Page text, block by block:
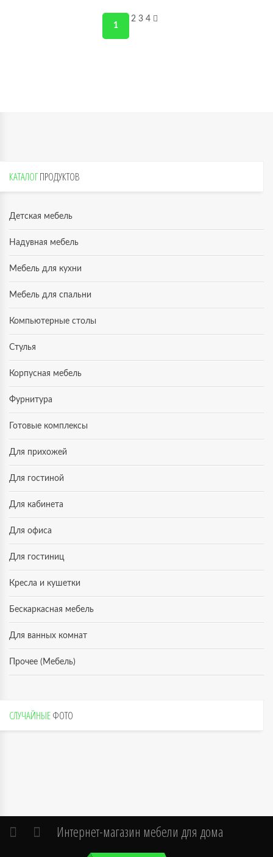
1
2 3 4
КАТАЛОГПРОДУКТОВ
Детская мебель
Надувная мебель
Мебель для кухни
Мебель для спальни
Компьютерные столы
Стулья
Корпусная мебель
Фурнитура
Готовые комплексы
Для прихожей
Для гостиной
Для кабинета
Для офиса
Для гостиниц
Кресла и кушетки
Бескаркасная мебель
Для ванных комнат
Прочее (Мебель)
СЛУЧАЙНЫЕФОТО
Интернет-магазин мебели для дома